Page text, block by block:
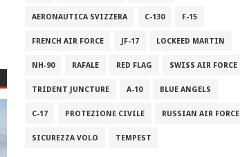
AERONAUTICA SVIZZERA C-130 F-15
FRENCH AIR FORCE JF-17 LOCKEED MARTIN
NH-90 RAFALE RED FLAG SWISS AIR FORCE
TRIDENT JUNCTURE A-10 BLUE ANGELS
C-17 PROTEZIONE CIVILE RUSSIAN AIR FORCE
SICUREZZA VOLO TEMPEST